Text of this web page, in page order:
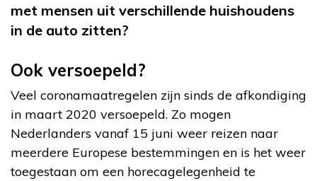
met mensen uit verschillende huishoudens
in de auto zitten?
Ook versoepeld?
Veel coronamaatregelen zijn sinds de afkondiging
in maart 2020 versoepeld. Zo mogen
Nederlanders vanaf 15 juni weer reizen naar
meerdere Europese bestemmingen en is het weer
toegestaan om een horecagelegenheid te